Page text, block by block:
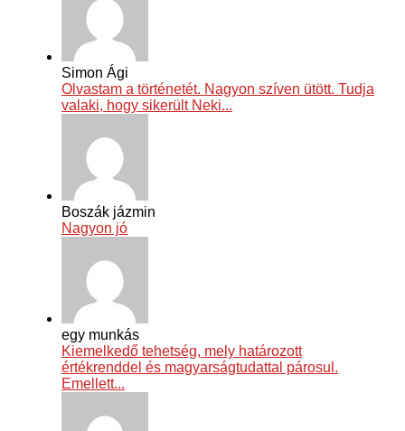
Simon Ági
Olvastam a történetét. Nagyon szíven ütött. Tudja
valaki, hogy sikerült Neki...
Boszák jázmin
Nagyon jó
egy munkás
Kiemelkedő tehetség, mely határozott
értékrenddel és magyarságtudattal párosul.
Emellett...